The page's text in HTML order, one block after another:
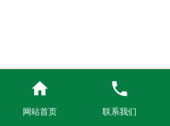
网站首页 联系我们